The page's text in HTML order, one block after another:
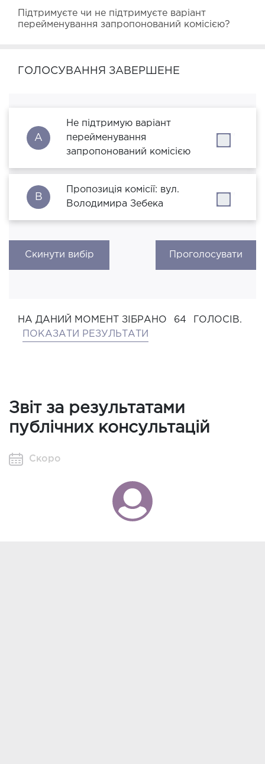
Підтримуєте чи не підтримуєте варіант
перейменування запропонований комісією?
ГОЛОСУВАННЯ ЗАВЕРШЕНЕ
A
Не підтримую варіант
перейменування
запропонований комісією
B
Пропозиція комісії: вул.
Володимира Зебека
Скинути вибір Проголосувати
НА ДАНИЙ МОМЕНТ ЗІБРАНО 64
ГОЛОСІВ.
ПОКАЗАТИ РЕЗУЛЬТАТИ
Звіт за результатами
публічних консультацій
Скоро